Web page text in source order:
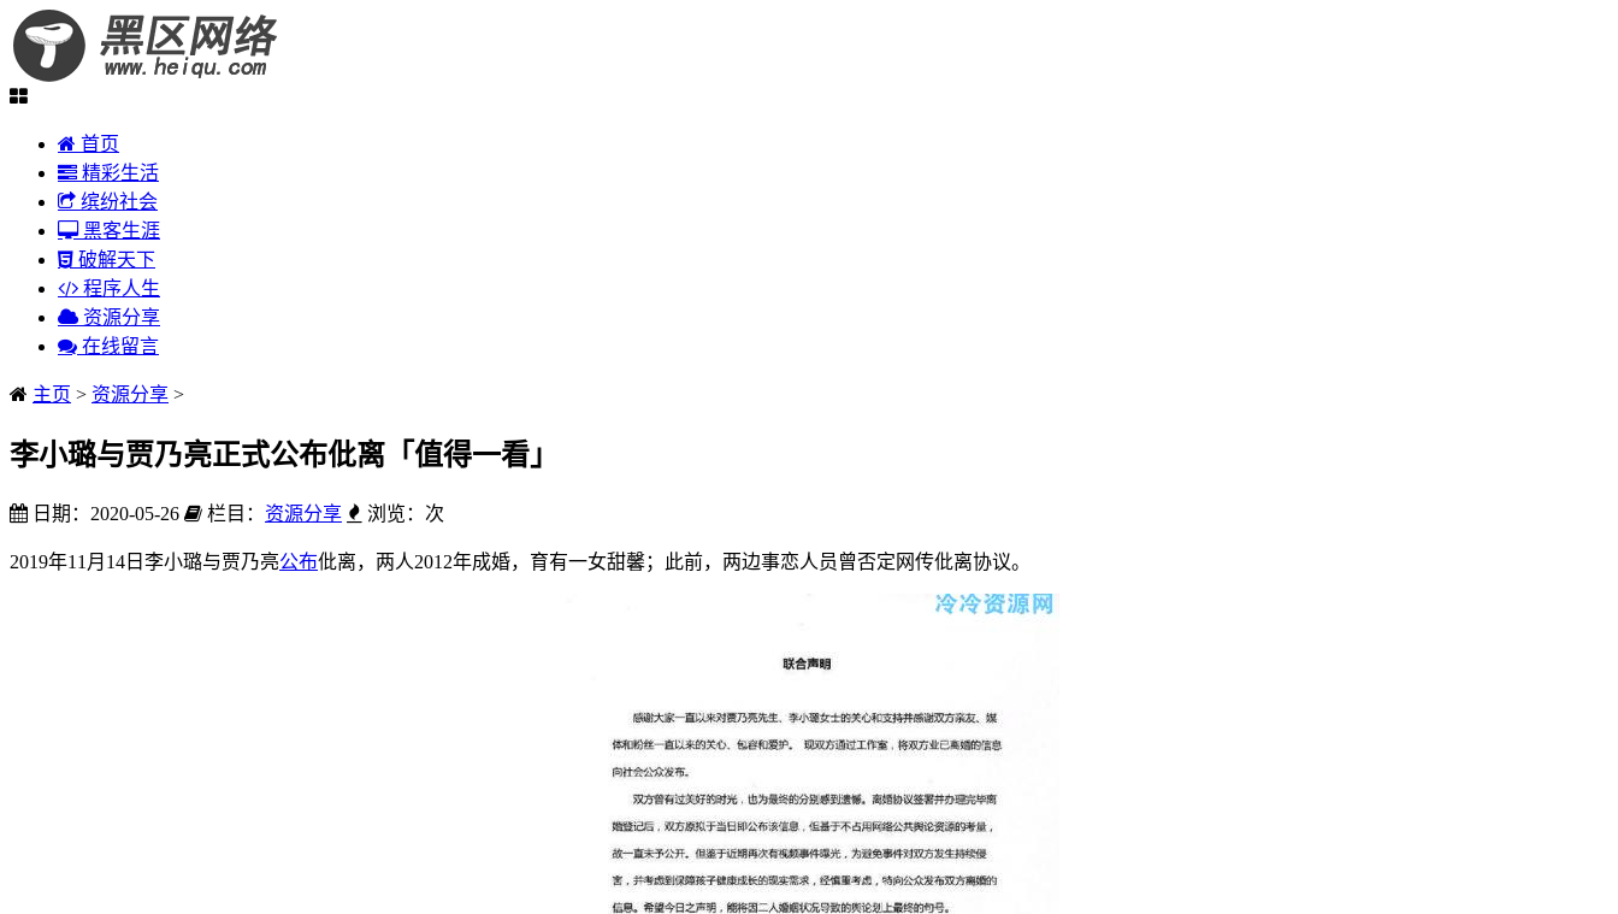
首页
精彩生活
缤纷社会
黑客生涯
破解天下
程序人生
资源分享
在线留言
主页 > 资源分享 >
李小璐与贾乃亮正式公布仳离「值得一看」
日期：2020-05-26 栏目： 资源分享 浏览： 次
2019年11月14日李小璐与贾乃亮公布仳离，两人2012年成婚，育有一女甜馨；此前，两边事恋人员曾否定网传仳离协议。